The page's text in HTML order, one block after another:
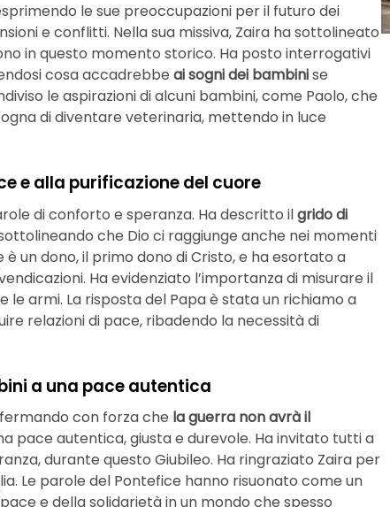
le sue preoccupazioni per il futuro dei
e conflitti. Nella sua missiva, Zaira ha sottolineato
in questo momento storico. Ha posto interrogativi
cosa accadrebbe ai sogni dei bambinise
le aspirazioni di alcuni bambini, come Paolo, che
di diventare veterinaria, mettendo in luce
e alla purificazione del cuore
di conforto e speranza. Ha descritto ilgrido di
che Dio ci raggiunge anche nei momenti
un dono, il primo dono di Cristo, e ha esortato a
Ha evidenziato l’importanza di misurare il
armi. La risposta del Papa è stata un richiamo a
relazioni di pace, ribadendo la necessità di
a una pace autentica
con forza che la guerra non avrà il
pace autentica, giusta e durevole. Ha invitato tutti a
durante questo Giubileo. Ha ringraziato Zaira per
Le parole del Pontefice hanno risuonato come un
e della solidarietà in un mondo che spesso